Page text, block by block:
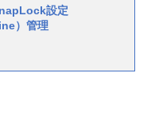
設定
）管理